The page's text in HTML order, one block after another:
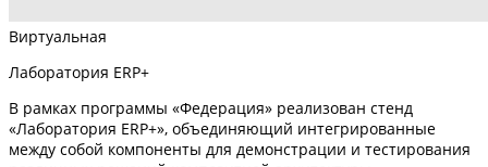
Виртуальная
Лаборатория ERP+
В рамках программы «Федерация» реализован стенд
«Лаборатория ERP+», объединяющий интегрированные
между собой компоненты для демонстрации и тестирования